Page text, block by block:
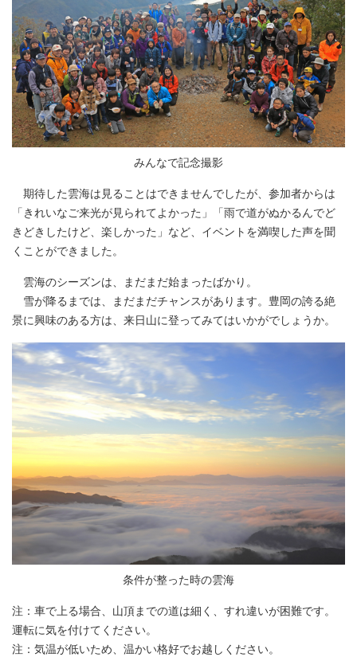
みんなで記念撮影
期待した雲海は見ることはできませんでしたが、参加者からは
「きれいなご来光が見られてよかった」「雨で道がぬかるんでど
きどきしたけど、楽しかった」など、イベントを満喫した声を聞
くことができました。
雲海のシーズンは、まだまだ始まったばかり。
雪が降るまでは、まだまだチャンスがあります。豊岡の誇る絶
景に興味のある方は、来日山に登ってみてはいかがでしょうか。
条件が整った時の雲海
注：車で上る場合、山頂までの道は細く、すれ違いが困難です。
運転に気を付けてください。
注：気温が低いため、温かい格好でお越しください。